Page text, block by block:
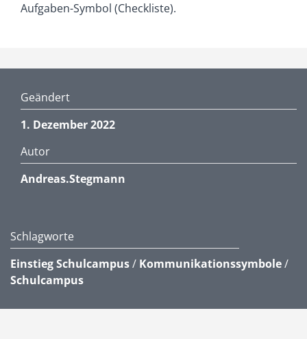
Aufgaben-Symbol (Checkliste).
Geändert
1. Dezember 2022
Autor
Andreas.Stegmann
Schlagworte
Einstieg Schulcampus/ Kommunikationssymbole/
Schulcampus